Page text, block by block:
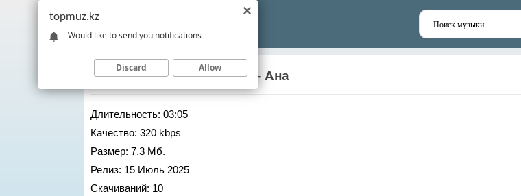
Сапарали Жанабек– Аке - Ана
Длительность: 03:05
Качество: 320 kbps
Размер: 7.3 Мб.
Релиз: 15 Июль 2025
Скачиваний: 10
topmuz.kz
Would like to send you notifications
Discard Allow